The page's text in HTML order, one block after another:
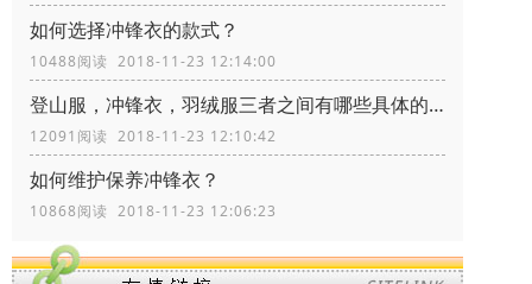
如何选择冲锋衣的款式？
10488阅读 2018-11-23 12:14:00
登山服，冲锋衣，羽绒服三者之间有哪些具体的区别？
12091阅读 2018-11-23 12:10:42
如何维护保养冲锋衣？
10868阅读 2018-11-23 12:06:23